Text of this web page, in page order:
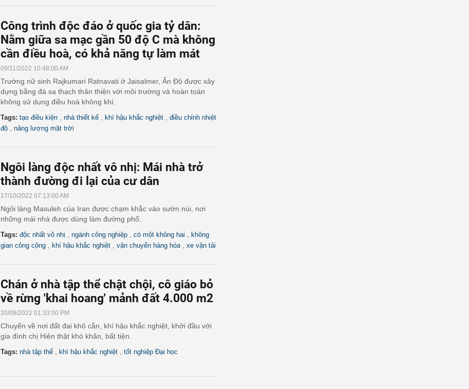
Công trình độc đáo ở quốc gia tỷ dân:
Nằm giữa sa mạc gần 50 độ C mà không
cần điều hoà, có khả năng tự làm mát
09/11/2022 10:48:00 AM
Trường nữ sinh Rajkumari Ratnavati ở Jaisalmer, Ấn Độ được xây
dựng bằng đá sa thạch thân thiện với môi trường và hoàn toàn
không sử dụng điều hoà không khí.
Tags: tạo điều kiện nhà thiết kế khí hậu khắc nghiệt
điều chỉnh nhiệt
độ
năng lượng mặt trời
Ngôi làng độc nhất vô nhị: Mái nhà trở
thành đường đi lại của cư dân
17/10/2022 07:13:00 AM
Ngôi làng Masuleh của Iran được chạm khắc vào sườn núi, nơi
những mái nhà được dùng làm đường phố.
Tags: độc nhất vô nhị ngành công nghiệp có một không hai
không
gian công cộng
khí hậu khắc nghiệt vận chuyển hàng hóa xe vận tải
Chán ở nhà tập thể chật chội, cô giáo bỏ
về rừng 'khai hoang' mảnh đất 4.000 m2
20/09/2022 01:33:00 PM
Chuyển về nơi đất đai khô cằn, khí hậu khắc nghiệt, khởi đầu với
gia đình chị Hiên thật khó khăn, bất tiện.
Tags: nhà tập thể khí hậu khắc nghiệt tốt nghiệp Đại học